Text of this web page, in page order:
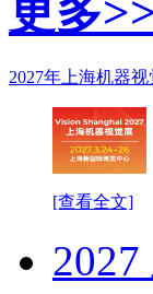
更多
2027年上海机器视
[查看全文]